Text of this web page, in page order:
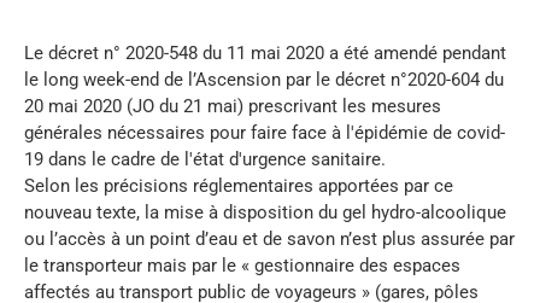
Le décret n° 2020-548 du 11 mai 2020 a été amendé pendant
le long week-end de l’Ascension par le décret n°2020-604 du
20 mai 2020 (JO du 21 mai) prescrivant les mesures
générales nécessaires pour faire face à l'épidémie de covid-
19 dans le cadre de l'état d'urgence sanitaire.
Selon les précisions réglementaires apportées par ce
nouveau texte, la mise à disposition du gel hydro-alcoolique
ou l’accès à un point d’eau et de savon n’est plus assurée par
le transporteur mais par le « gestionnaire des espaces
affectés au transport public de voyageurs » (gares, pôles